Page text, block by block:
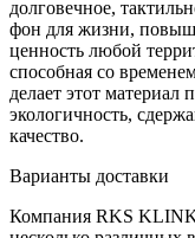
долговечное,
фон для жизни,
ценность любой
способная со
делает этот
экологичность,
качество.
Варианты доставки
Компания RKS